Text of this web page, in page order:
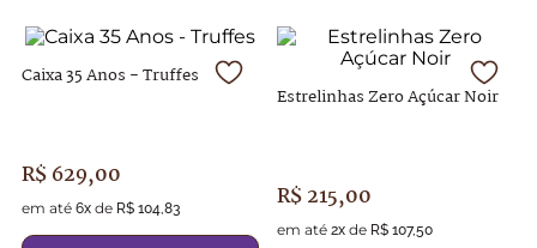
Caixa 35 Anos - Truffes
R$ 629,00
em até 6xde R$ 104,83
Estrelinhas Zero Açúcar Noir
R$ 215,00
em até 2xde R$ 107,50